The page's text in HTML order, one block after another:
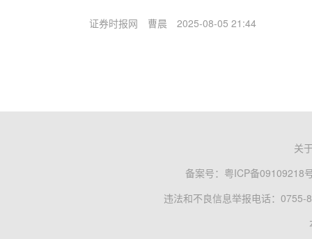
证券时报网 曹晨 2025-08-05 21:44
关
备案号： 粤ICP备09109218
违法和不良信息举报电话：0755-